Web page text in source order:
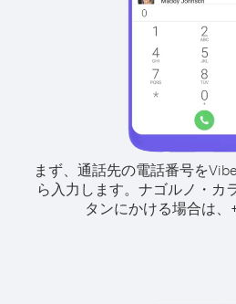
まず、通話先の電話番号を
ら入力します。 ナゴルノ・カ
タンにかける場合は、